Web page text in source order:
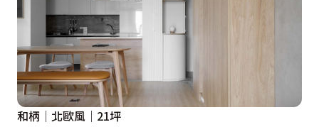
和柄│北歐風│21坪